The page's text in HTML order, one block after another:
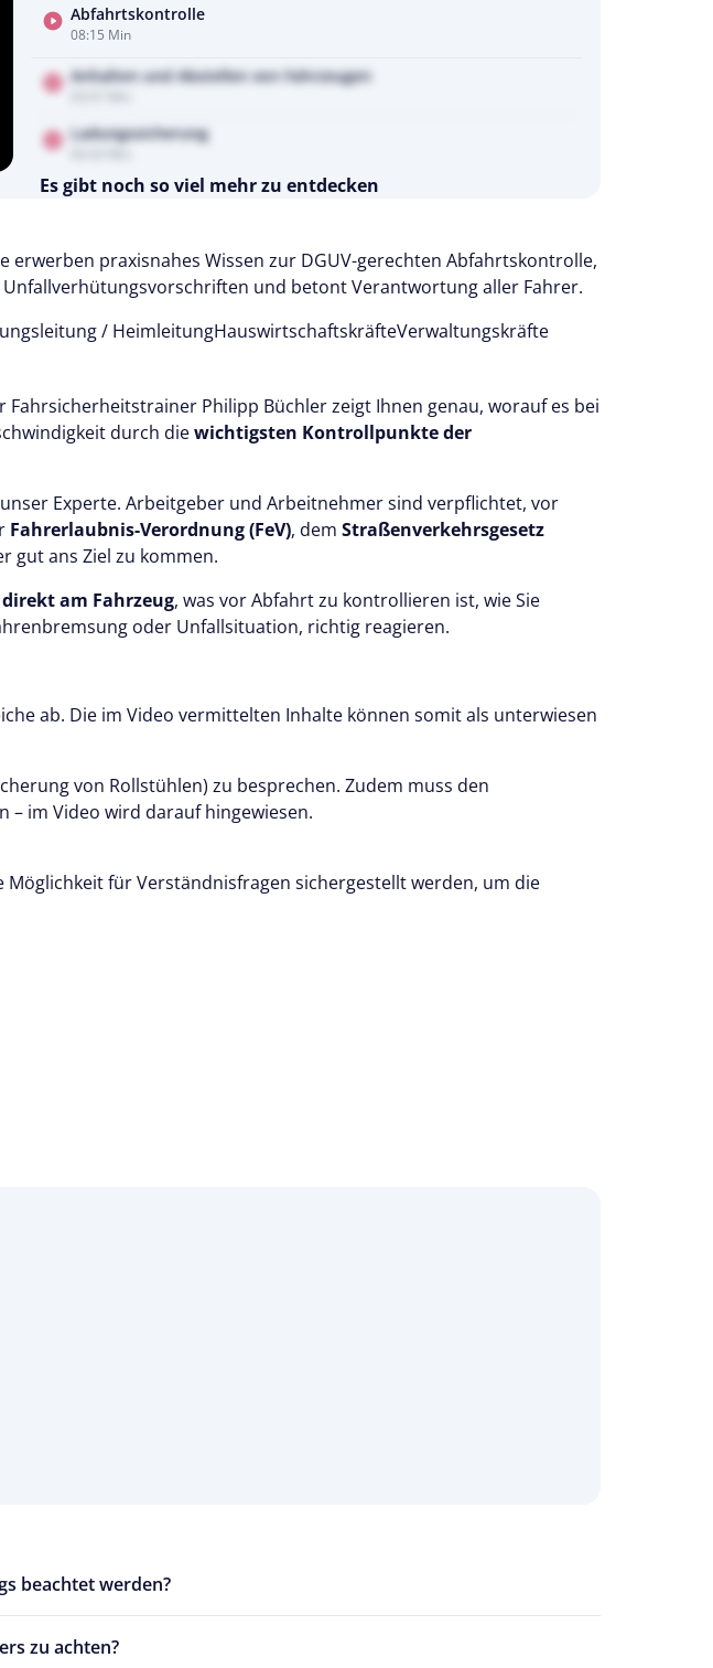
Abfahrtskontrolle
08:15 Min
Anhalten und Abstellen von Fahrzeugen
Ladungssicherung
Es gibt noch so viel mehr zu entdecken
Kostenlos testen
praxisnahes Wissen zur DGUV-gerechten Abfahrtskontrolle,
und betont Verantwortung aller Fahrer.
/ HeimleitungHauswirtschaftskräfteVerwaltungskräfte
Fahrsicherheitstrainer Philipp Büchler zeigt Ihnen genau, worauf es bei
durch diewichtigsten Kontrollpunkte der
Experte. Arbeitgeber und Arbeitnehmer sind verpflichtet, vor
Fahrerlaubnis-Verordnung (FeV), dem Straßenverkehrsgesetz
gut ans Ziel zu kommen.
direkt am Fahrzeug, was vor Abfahrt zu kontrollieren ist, wie Sie
oder Unfallsituation, richtig reagieren.
ab. Die im Video vermittelten Inhalte können somit als unterwiesen
von Rollstühlen) zu besprechen. Zudem muss den
– im Video wird darauf hingewiesen.
für Verständnisfragen sichergestellt werden, um die
beachtet werden?
zu achten?